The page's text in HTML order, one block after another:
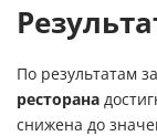
По результатам
ресторана
снижена до